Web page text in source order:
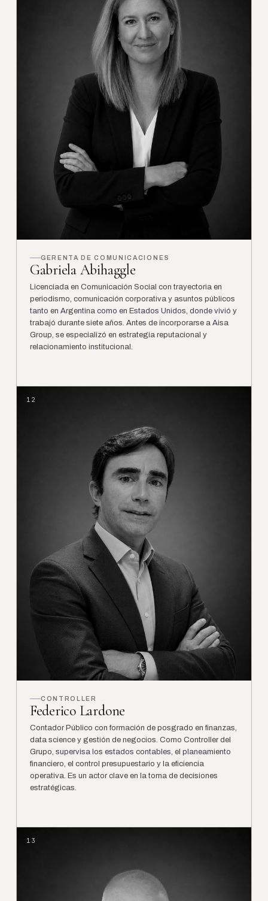
GERENTA DE COMUNICACIONES
Gabriela Abihaggle
Licenciada en Comunicación Social con trayectoria en
periodismo, comunicación corporativa y asuntos públicos
tanto en Argentina como en Estados Unidos, donde vivió y
trabajó durante siete años. Antes de incorporarse a Aisa
Group, se especializó en estrategia reputacional y
relacionamiento institucional.
CONTROLLER
Federico Lardone
Contador Público con formación de posgrado en finanzas,
data science y gestión de negocios. Como Controller del
Grupo, supervisa los estados contables, el planeamiento
financiero, el control presupuestario y la eficiencia
operativa. Es un actor clave en la toma de decisiones
estratégicas.